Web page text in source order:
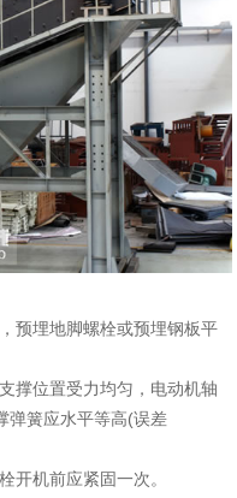
预埋地脚螺栓或预埋钢板平
撑位置受力均匀，电动机轴
弹簧应水平等高(误差
开机前应紧固一次。